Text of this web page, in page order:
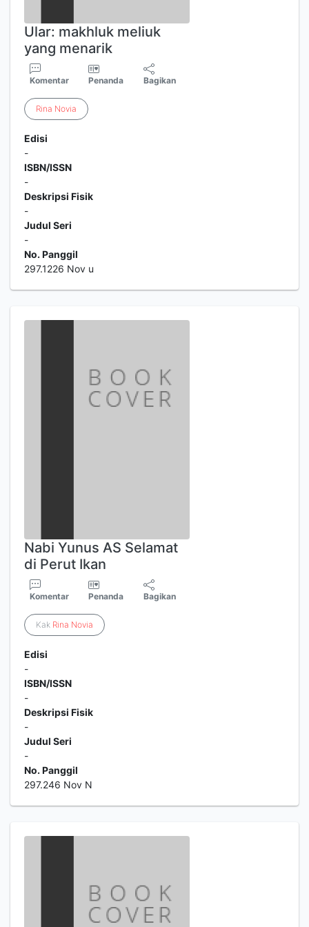
Ular: makhluk meliuk
yang menarik
Komentar Penanda Bagikan
Rina Novia
Edisi
-
ISBN/ISSN
-
Deskripsi Fisik
-
Judul Seri
-
No. Panggil
297.1226 Nov u
Nabi Yunus AS Selamat
di Perut Ikan
Komentar Penanda Bagikan
Kak Rina Novia
Edisi
-
ISBN/ISSN
-
Deskripsi Fisik
-
Judul Seri
-
No. Panggil
297.246 Nov N